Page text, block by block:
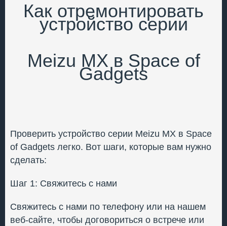
Как отремонтировать
устройство серии
Meizu MX в Space of
Gadgets
Проверить устройство серии Meizu MX в Space
of Gadgets легко. Вот шаги, которые вам нужно
сделать:
Шаг 1: Свяжитесь с нами
Свяжитесь с нами по телефону или на нашем
веб-сайте, чтобы договориться о встрече или